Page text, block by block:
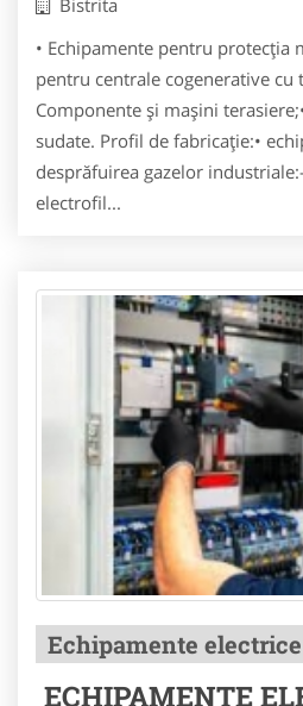
Bistrita
• Echipamente pentru protecţia
pentru centrale cogenerative cu
Componente şi maşini
sudate. Profil de fabricaţie:•
desprăfuirea gazelor
electrofil...
Echipamente
ECHIPAMENTE